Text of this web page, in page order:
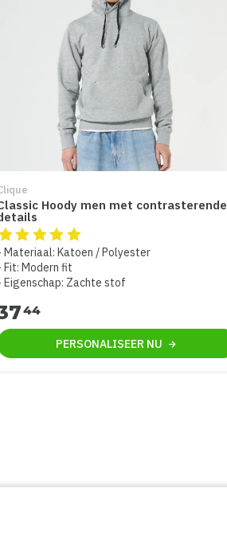
Hoody men met contrasterende
beoordeling van dit product is
Materiaal: Katoen / Polyester
Fit: Modern fit
Eigenschap: Zachte stof
44
PERSONALISEER NU